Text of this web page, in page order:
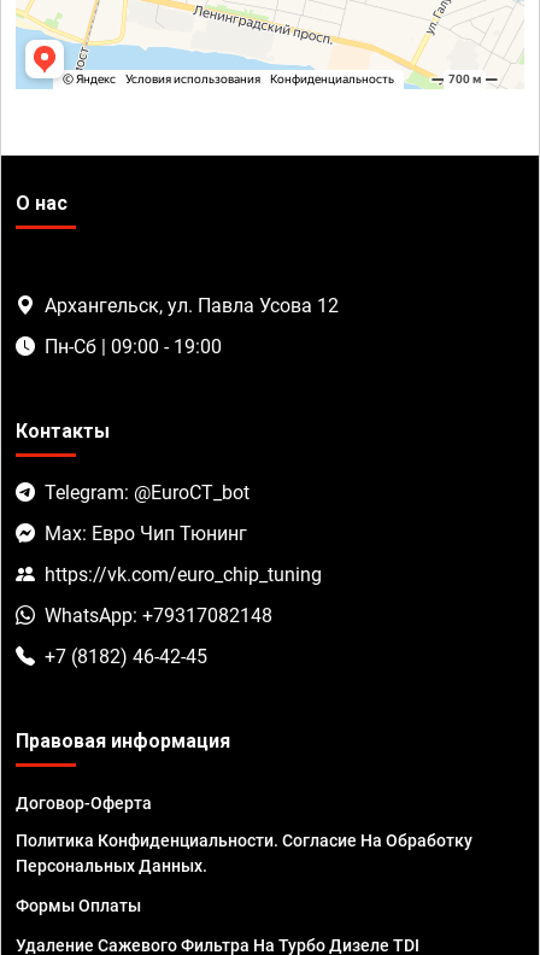
О нас
Архангельск, ул. Павла Усова 12
Пн-Сб | 09:00 - 19:00
Контакты
Telegram: @EuroCT_bot
Max: Евро Чип Тюнинг
https://vk.com/euro_chip_tuning
WhatsApp: +79317082148
+7 (8182) 46-42-45
Правовая информация
Договор-Оферта
Политика Конфиденциальности. Согласие На Обработку
Персональных Данных.
Формы Оплаты
Удаление Сажевого Фильтра На Турбо Дизеле TDI